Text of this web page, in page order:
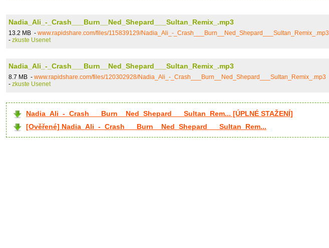
Nadia_Ali_-_Crash___Burn__Ned_Shepard___Sultan_Remix_.mp3
13.2 MB - www.rapidshare.com/files/115839129/Nadia_Ali_-_Crash___Burn__Ned_Shepard___Sultan_Remix_.mp3
- zkuste Usenet
Nadia_Ali_-_Crash___Burn__Ned_Shepard___Sultan_Remix_.mp3
8.7 MB - www.rapidshare.com/files/120302928/Nadia_Ali_-_Crash___Burn__Ned_Shepard___Sultan_Remix_.mp3
- zkuste Usenet
Nadia_Ali_-_Crash___Burn__Ned_Shepard___Sultan_Rem... [ÚPLNÉ STAŽENÍ]
[Ověřené] Nadia_Ali_-_Crash___Burn__Ned_Shepard___Sultan_Rem...